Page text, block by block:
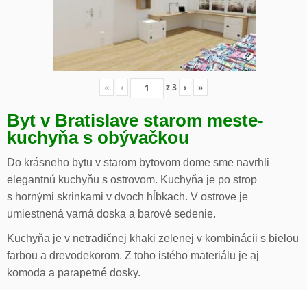
« ‹ z3 › »
Byt v Bratislave starom meste-
kuchyňa s obývačkou
Do krásneho bytu v starom bytovom dome sme navrhli
elegantnú kuchyňu s ostrovom. Kuchyňa je po strop
s hornými skrinkami v dvoch hĺbkach. V ostrove je
umiestnená varná doska a barové sedenie.
Kuchyňa je v netradičnej khaki zelenej v kombinácii s bielou
farbou a drevodekorom. Z toho istého materiálu je aj
komoda a parapetné dosky.